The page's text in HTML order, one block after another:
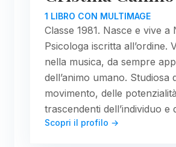
1 LIBRO CON MULTIMAGE
Classe 1981. Nasce e vive a
Psicologa iscritta all’ordine.
nella musica, da sempre
dell’animo umano. Studiosa
movimento, delle
trascendenti dell’individuo e
Scopri il profilo →